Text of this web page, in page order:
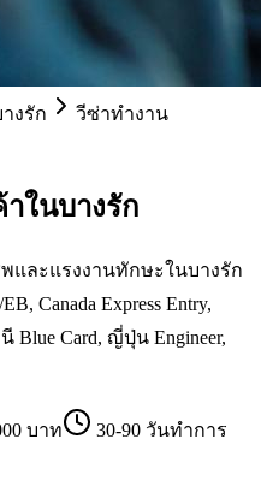
งรัก
วีซ่าทำงาน
ในบางรัก
และแรงงานทักษะในบางรัก
Canada Express Entry,
นี Blue Card, ญี่ปุ่น Engineer,
บาท
30-90 วันทำการ